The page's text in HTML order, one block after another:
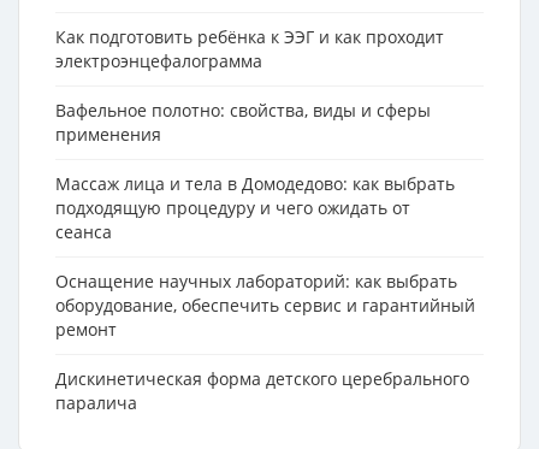
Как подготовить ребёнка к ЭЭГ и как проходит
электроэнцефалограмма
Вафельное полотно: свойства, виды и сферы
применения
Массаж лица и тела в Домодедово: как выбрать
подходящую процедуру и чего ожидать от
сеанса
Оснащение научных лабораторий: как выбрать
оборудование, обеспечить сервис и гарантийный
ремонт
Дискинетическая форма детского церебрального
паралича